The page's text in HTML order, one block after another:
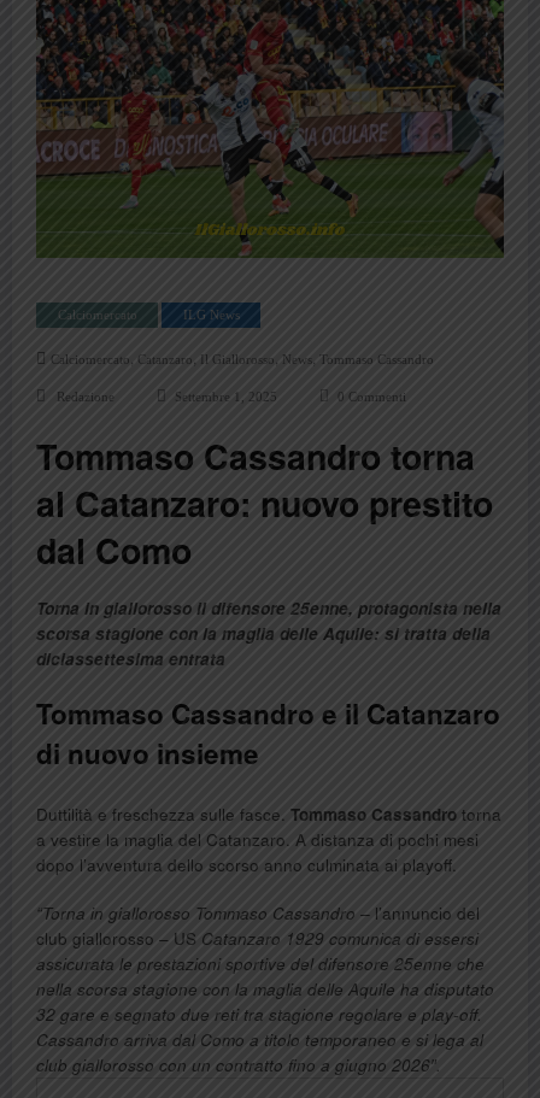
Calciomercato ILG News
Calciomercato Catanzaro Il Giallorosso News, Tommaso Cassandro
Redazione Settembre 1, 2025 0 Commenti
Tommaso Cassandro torna
al Catanzaro: nuovo prestito
dal Como
Torna in giallorosso il difensore 25enne, protagonista nella
scorsa stagione con la maglia delle Aquile: si tratta della
diciassettesima entrata
Tommaso Cassandro e il Catanzaro
di nuovo insieme
Duttilità e freschezza sulle fasce. Tommaso Cassandro torna
a vestire la maglia del Catanzaro. A distanza di pochi mesi
dopo l’avventura dello scorso anno culminata ai playoff.
“Torna in giallorosso Tommaso Cassandro – l’annuncio del
club giallorosso – US Catanzaro 1929 comunica di essersi
assicurata le prestazioni sportive del difensore 25enne che
nella scorsa stagione con la maglia delle Aquile ha disputato
32 gare e segnato due reti tra stagione regolare e play-off.
Cassandro arriva dal Como a titolo temporaneo e si lega al
club giallorosso con un contratto fino a giugno 2026″.